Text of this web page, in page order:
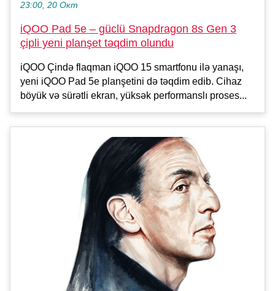
23:00, 20 Окт
iQOO Pad 5e – güclü Snapdragon 8s Gen 3
çipli yeni planşet təqdim olundu
iQOO Çində flaqman iQOO 15 smartfonu ilə yanaşı,
yeni iQOO Pad 5e planşetini də təqdim edib. Cihaz
böyük və sürətli ekran, yüksək performanslı proses...